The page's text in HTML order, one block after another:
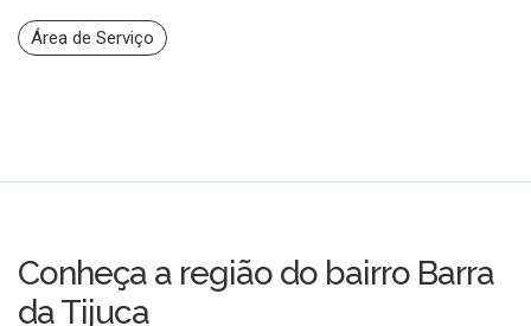
Área de Serviço
Conheça a região do bairro Barra
da Tijuca